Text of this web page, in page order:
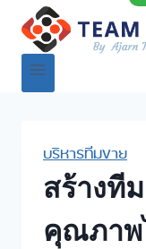
บริหารทีมขาย
สร้างที
คุณภาพ